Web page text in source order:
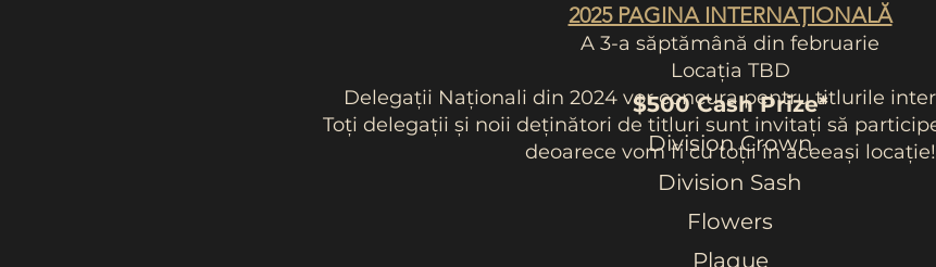
2025 PAGINA INTERNAȚIONALĂ
A 3-a săptămână din februarie
Locația TBD
Delegații Naționali din 2024 vor concura pentru titlurile
Toți delegații și noii deținători de titluri sunt invitați să
deoarece vom fi cu toții în aceeași locație!
$500 Cash Prize*
Division Crown
Division Sash
Flowers
Plaque